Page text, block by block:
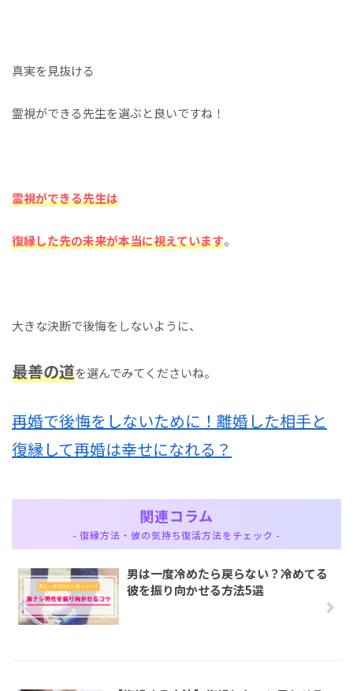
真実を見抜ける
霊視ができる先生を選ぶと良いですね！
霊視ができる先生は
復縁した先の未来が本当に視えています。
大きな決断で後悔をしないように、
最善の道を選んでみてくださいね。
再婚で後悔をしないために！離婚した相手と
復縁して再婚は幸せになれる？
関連コラム
- 復縁方法・彼の気持ち復活方法をチェック -
男は一度冷めたら戻らない？冷めてる
彼を振り向かせる方法5選